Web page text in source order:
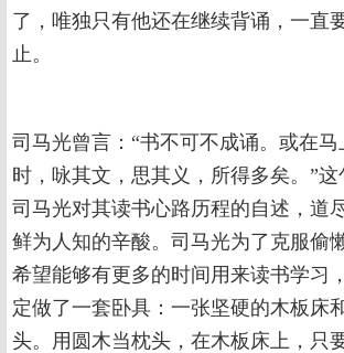
了，唯独只有他还在继续背诵，一直
止。
司马光曾言：“书不可不成诵。或在
时，咏其文，思其义，所得多矣。”
司马光对其读书心路历程的自述，道
鲜为人知的辛酸。司马光为了克服偷
希望能够有更多的时间用来读书学习
定做了一套卧具：一张坚硬的木板床
头。用圆木当枕头，在木板床上，只